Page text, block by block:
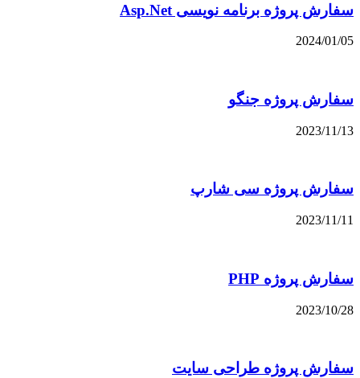
سفارش پروژه برنامه نویسی Asp.Net
2024/01/05
سفارش پروژه جنگو
2023/11/13
سفارش پروژه سی شارپ
2023/11/11
سفارش پروژه PHP
2023/10/28
سفارش پروژه طراحی سایت